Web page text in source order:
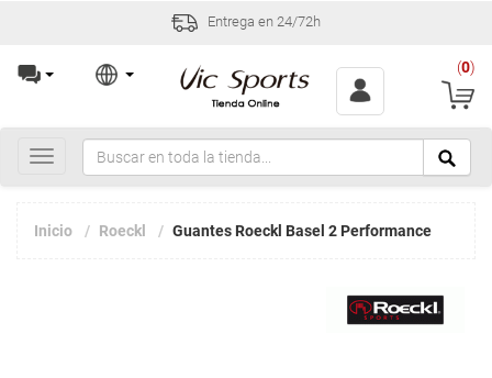
Entrega en 24/72h
(0)
Toggle
navigation
Inicio Roeckl Guantes Roeckl Basel 2 Performance